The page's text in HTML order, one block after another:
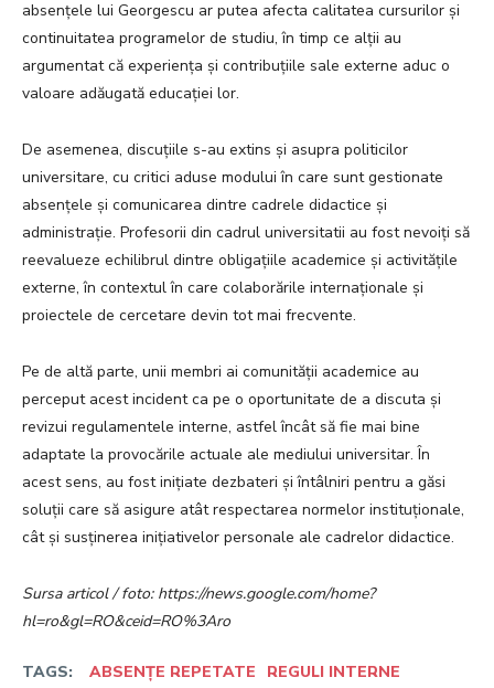
absențele lui Georgescu ar putea afecta calitatea cursurilor și
continuitatea programelor de studiu, în timp ce alții au
argumentat că experiența și contribuțiile sale externe aduc o
valoare adăugată educației lor.
De asemenea, discuțiile s-au extins și asupra politicilor
universitare, cu critici aduse modului în care sunt gestionate
absențele și comunicarea dintre cadrele didactice și
administrație. Profesorii din cadrul universitatii au fost nevoiți să
reevalueze echilibrul dintre obligațiile academice și activitățile
externe, în contextul în care colaborările internaționale și
proiectele de cercetare devin tot mai frecvente.
Pe de altă parte, unii membri ai comunității academice au
perceput acest incident ca pe o oportunitate de a discuta și
revizui regulamentele interne, astfel încât să fie mai bine
adaptate la provocările actuale ale mediului universitar. În
acest sens, au fost inițiate dezbateri și întâlniri pentru a găsi
soluții care să asigure atât respectarea normelor instituționale,
cât și susținerea inițiativelor personale ale cadrelor didactice.
Sursa articol / foto: https://news.google.com/home?
hl=ro&gl=RO&ceid=RO%3Aro
TAGS: ABSENȚE REPETATE REGULI INTERNE